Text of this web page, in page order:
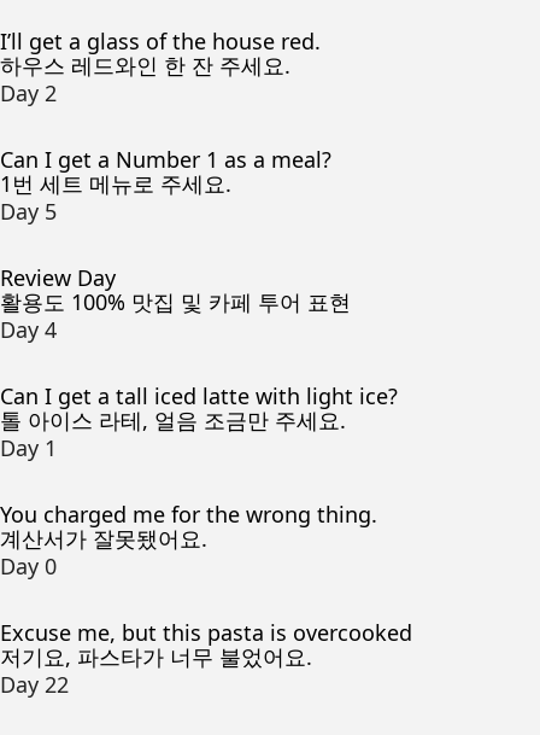
I’ll get a glass of the house red.
하우스 레드와인 한 잔 주세요.
Day 2
Can I get a Number 1 as a meal?
1번 세트 메뉴로 주세요.
Day 5
Review Day
활용도 100% 맛집 및 카페 투어 표현
Day 4
Can I get a tall iced latte with light ice?
톨 아이스 라테, 얼음 조금만 주세요.
Day 1
You charged me for the wrong thing.
계산서가 잘못됐어요.
Day 0
Excuse me, but this pasta is overcooked
저기요, 파스타가 너무 불었어요.
Day 22